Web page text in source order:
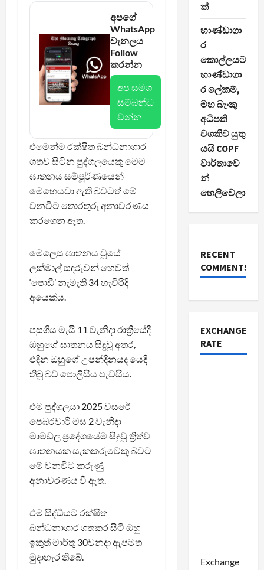
අපගේ
WhatsApp
චැනලය
Follow
කරන්න
අප සමග
සම්බන්ධ
වන්න
එමෙන්ම රක්ෂිත බන්ධනාගාර
ගතව සිටින පුද්ගලයෙකු‍ මෙම
ඝාතනය සම්පූර්ණයෙන්
මෙහෙයවා ඇති බවටත් මේ
වනවිට තොරතුරු අනාවරණය
කරගෙන ඇත.
මෙලෙස ඝාතනය වූයේ
ලක්මාල් සඳරුවන් හෙවත්
‘පොඩී’ නැමැති 34 හැවිරිදි
අයෙක්ය.
පසුගිය මැයි 11 වැනිදා රාත්‍රියේදී
ඔහුගේ ඝාතනය සිදුවූ අතර,
එදින ඔහුගේ උපන්දිනයද යෙදී
තිබූ බව පොලිසිය පැවසීය.
එම පුද්ගලයා 2025 වසරේ
පෙබරවාරි මස 2 වැනිදා
මාමඩල ප්‍රදේශයේම සිදුවූ ත්‍රිත්ව
ඝාතනයක සැකකරුවෙකු බවට
මේ වනවිට කරුණු
අනාවරණය වී ඇත.
එම සිද්ධියට රක්ෂිත
බන්ධනාගාර ගතකර සිටි ඔහු
ඉකුත් මාර්තු 30වනදා ඇපමත
මුදාහැර තිබේ.
ක්
භාණ්ඩාගා
ර
කොල්ලයට
භාණ්ඩාගා
ර ලේකම්,
මහ බැංකු
අධිපති
වගකිව යුතු
යයි COPF
වාර්තාවෙ
න්
හෙලිවෙලා
RECENT
COMMENTS
EXCHANGE
RATE
Exchange